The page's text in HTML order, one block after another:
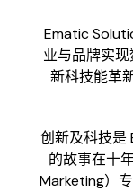
Ematic
业与品牌实
新科技能革
创新及科技是
的故事在十
Marketing）